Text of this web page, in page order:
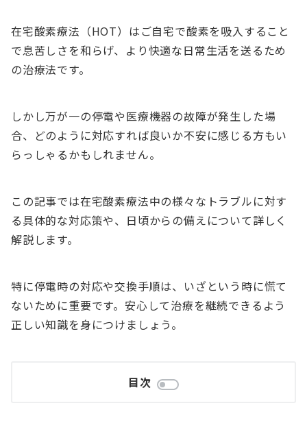
在宅酸素療法（HOT）はご自宅で酸素を吸入すること
で息苦しさを和らげ、より快適な日常生活を送るため
の治療法です。
しかし万が一の停電や医療機器の故障が発生した場
合、どのように対応すれば良いか不安に感じる方もい
らっしゃるかもしれません。
この記事では在宅酸素療法中の様々なトラブルに対す
る具体的な対応策や、日頃からの備えについて詳しく
解説します。
特に停電時の対応や交換手順は、いざという時に慌て
ないために重要です。安心して治療を継続できるよう
正しい知識を身につけましょう。
目次